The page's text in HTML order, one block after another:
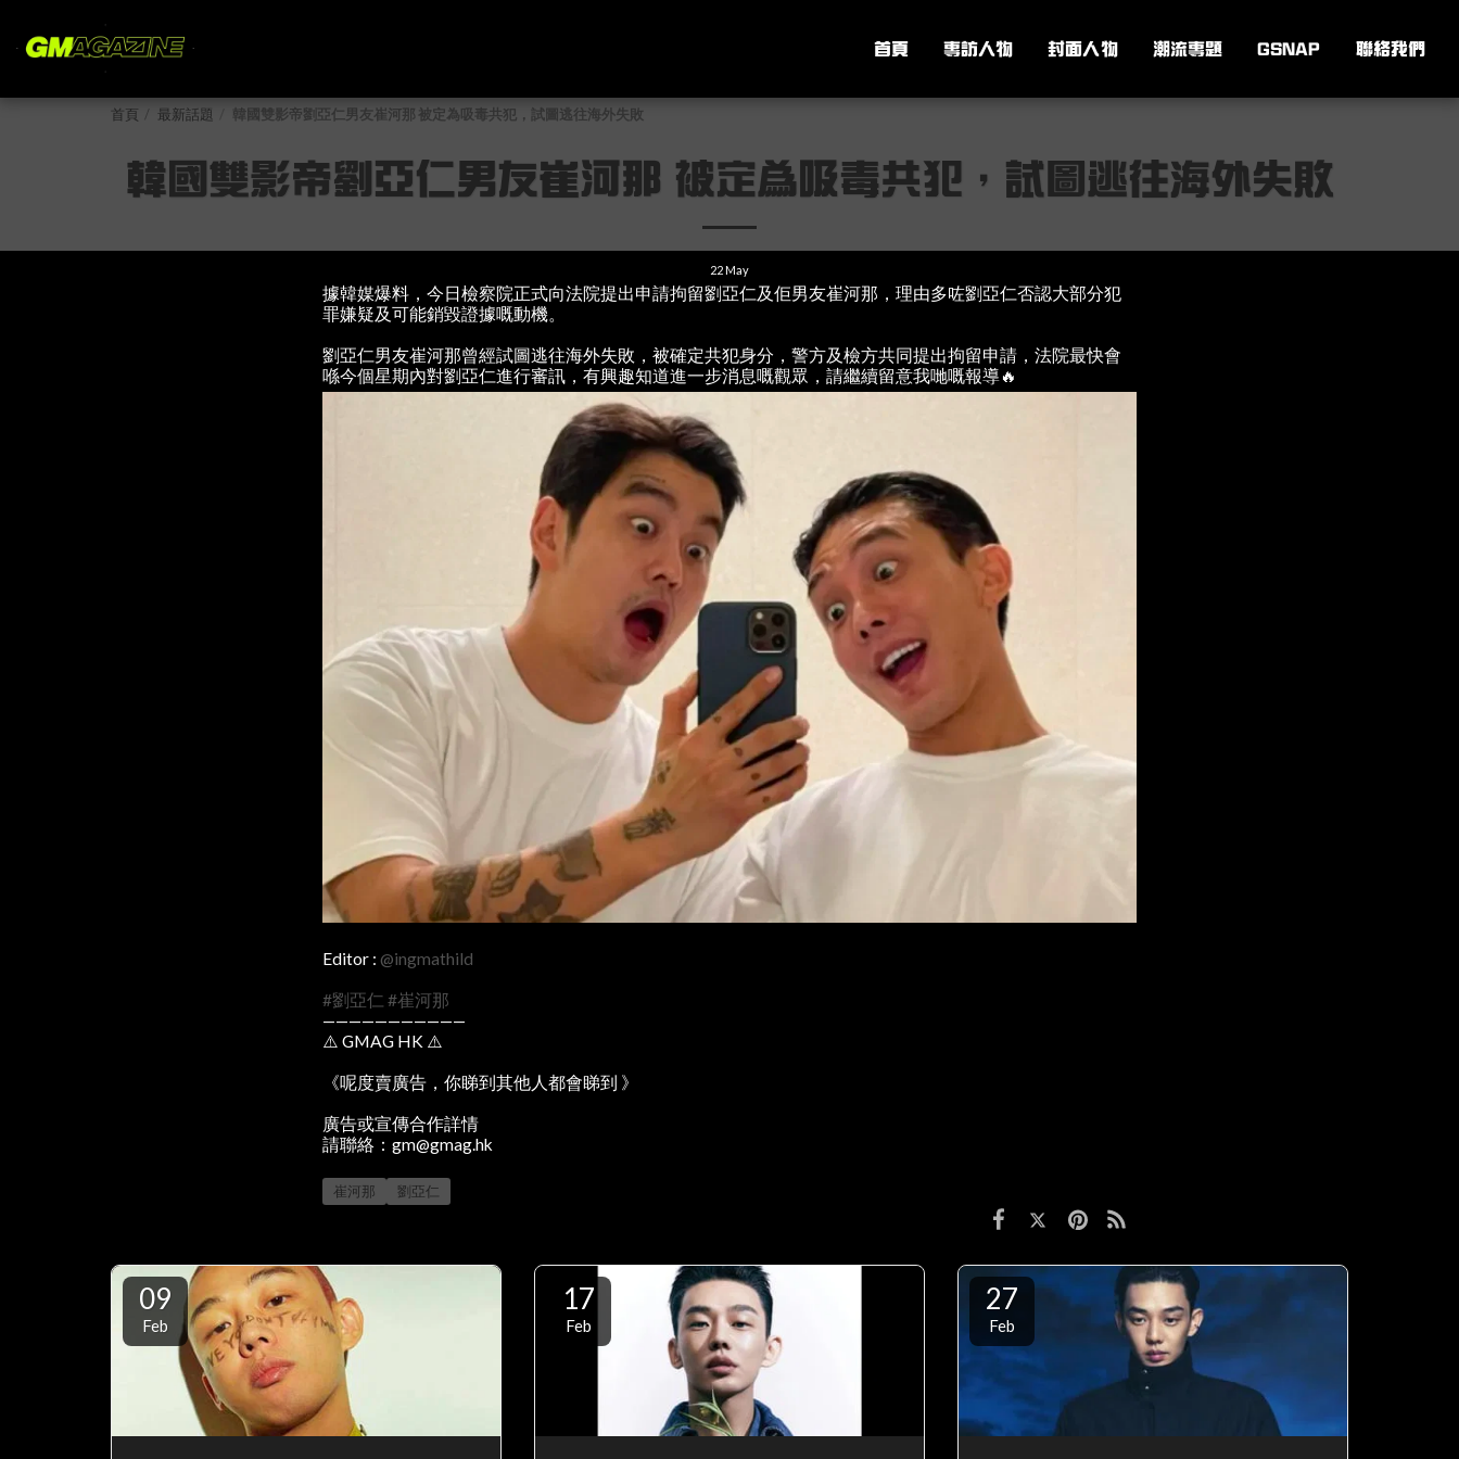
首頁 專訪人物 封面人物 潮流專題 GSNAP 聯絡我們
首頁 最新話題 韓國雙影帝劉亞仁男友崔河那 被定為吸毒共犯，試圖逃往海外失敗
韓國雙影帝劉亞仁男友崔河那 被定為吸毒共犯，試圖逃往海外失敗
22May
據韓媒爆料，今日檢察院正式向法院提出申請拘留劉亞仁及佢男友崔河那，理由多咗劉亞仁否認大部分犯
罪嫌疑及可能銷毀證據嘅動機。
劉亞仁男友崔河那曾經試圖逃往海外失敗，被確定共犯身分，警方及檢方共同提出拘留申請，法院最快會
喺今個星期內對劉亞仁進行審訊，有興趣知道進一步消息嘅觀眾，請繼續留意我哋嘅報導🔥
Editor : @ingmathild
#劉亞仁 #崔河那
———————————
⚠️ GMAG HK ⚠️
《呢度賣廣告，你睇到其他人都會睇到 》
廣告或宣傳合作詳情
請聯絡：gm@gmag.hk
崔河那 劉亞仁
09
Feb
17
Feb
27
Feb